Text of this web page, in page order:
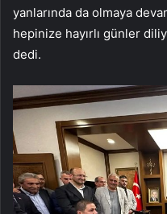
yanlarında da olmaya
hepinize hayırlı günler
dedi.